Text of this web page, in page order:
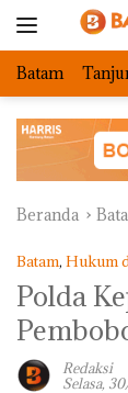
Batam
Beranda
Batam, Hukum
Polda
Redaksi
Selasa,